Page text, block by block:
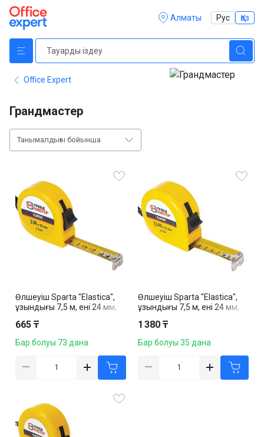
Алматы Рус Қаз
Office Expert
Грандмастер
Танымалдығы бойынша
Өлшеуіш Sparta "Elastica",
ұзындығы 7,5 м, ені 24 мм,
665 ₸
Бар болуы 73 дана
Өлшеуіш Sparta "Elastica",
ұзындығы 7,5 м, ені 24 мм,
1 380 ₸
Бар болуы 35 дана